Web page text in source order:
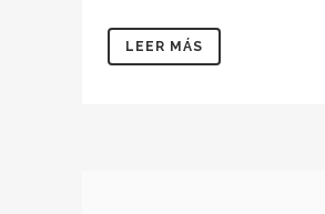
LEER MÁS